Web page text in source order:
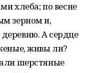
хлеба; по весне
зерном и,
А сердце
живы ли?
шерстяные